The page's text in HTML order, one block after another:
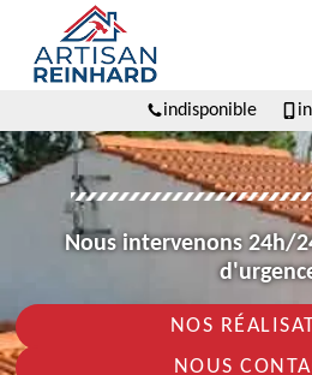
indisponible
Nous intervenons 24h/
NOS
NOUS